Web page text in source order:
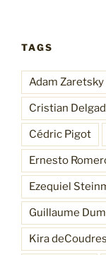
TAGS
Adam Zaretsky
Cristian
Cédric Pigot
Ernesto
Ezequiel
Guillaume
Kira deCoudres